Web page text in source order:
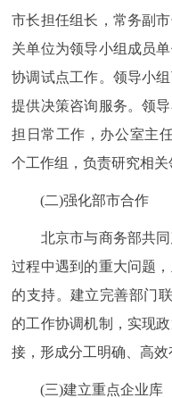
市长担任组长，常务副
关单位为领导小组成员
协调试点工作。领导小
提供决策咨询服务。领
担日常工作，办公室主
个工作组，负责研究相关
(二)强化部市合作
北京市与商务部共同
过程中遇到的重大问题
的支持。建立完善部门
的工作协调机制，实现
接，形成分工明确、高效
(三)建立重点企业库